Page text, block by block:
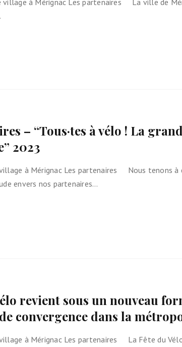
– “Tous·tes à vélo ! La
2023
à Mérignac Les partenaires Nous tenons à
envers nos partenaires…
revient sous un nouveau
convergence dans la
à Mérignac Les partenaires La Fête du